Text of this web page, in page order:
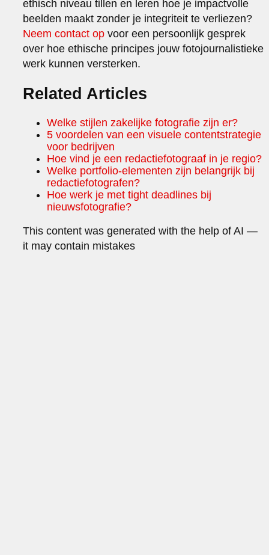
ethisch niveau tillen en leren hoe je impactvolle
beelden maakt zonder je integriteit te verliezen?
Neem contact op voor een persoonlijk gesprek
over hoe ethische principes jouw fotojournalistieke
werk kunnen versterken.
Related Articles
Welke stijlen zakelijke fotografie zijn er?
5 voordelen van een visuele contentstrategie
voor bedrijven
Hoe vind je een redactiefotograaf in je regio?
Welke portfolio-elementen zijn belangrijk bij
redactiefotografen?
Hoe werk je met tight deadlines bij
nieuwsfotografie?
This content was generated with the help of AI —
it may contain mistakes